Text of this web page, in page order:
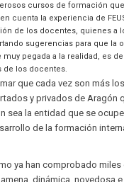
cursos de formación
cuenta la experiencia de
de los docentes, quienes a
sugerencias para que la
muy pegada a la realidad, es
de los docentes.
que cada vez son más
y privados de Aragón
sea la entidad que se
de la formación
ya han comprobado
dinámica, novedosa